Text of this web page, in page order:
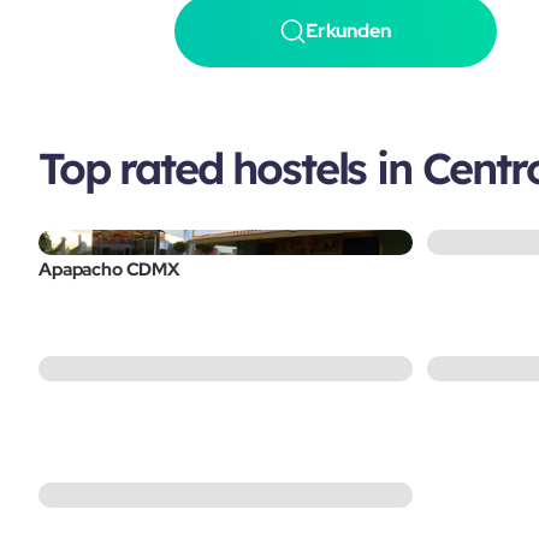
Erkunden
Top rated hostels in
Apapacho CDMX